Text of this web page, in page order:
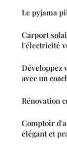
Le pyjama
Carport
l'électricité
Développez
avec un
Rénovation
Comptoir
élégant et